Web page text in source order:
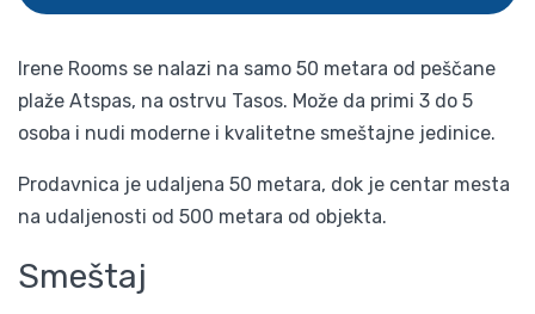
Irene Rooms se nalazi na samo 50 metara od peščane
plaže Atspas, na ostrvu Tasos. Može da primi 3 do 5
osoba i nudi moderne i kvalitetne smeštajne jedinice.
Prodavnica je udaljena 50 metara, dok je centar mesta
na udaljenosti od 500 metara od objekta.
Smeštaj